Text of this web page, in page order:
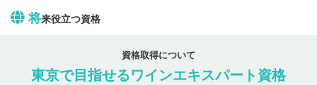
将来役立つ資格
資格取得について
東京で目指せるワインエキスパート資格